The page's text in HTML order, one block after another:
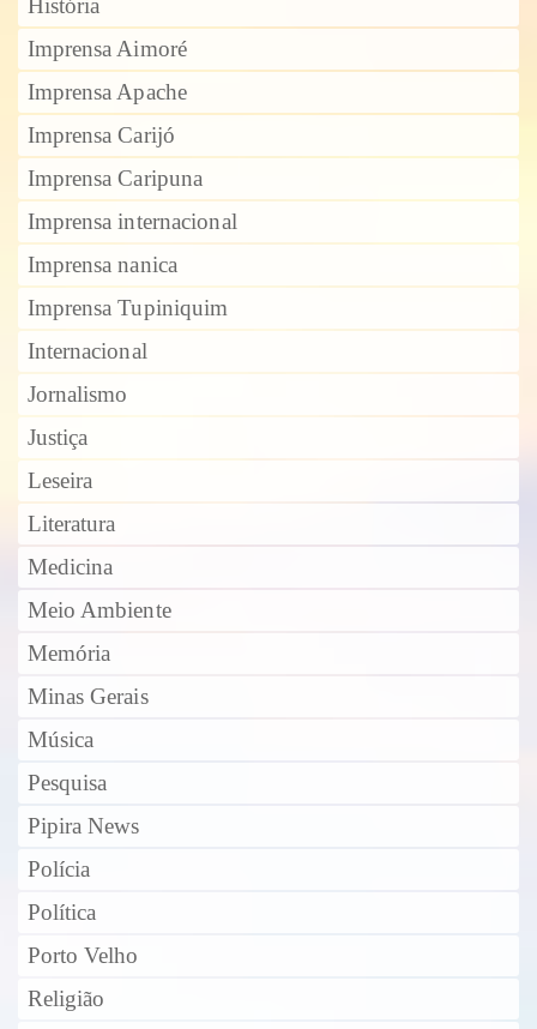
História
Imprensa Aimoré
Imprensa Apache
Imprensa Carijó
Imprensa Caripuna
Imprensa internacional
Imprensa nanica
Imprensa Tupiniquim
Internacional
Jornalismo
Justiça
Leseira
Literatura
Medicina
Meio Ambiente
Memória
Minas Gerais
Música
Pesquisa
Pipira News
Polícia
Política
Porto Velho
Religião